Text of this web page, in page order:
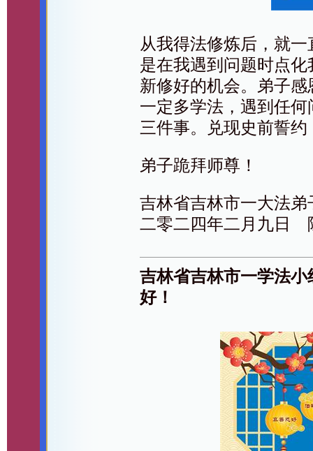
从我得法修炼后，就
是在我遇到问题时点
新修好的机会。弟子
一定多学法，遇到任
三件事。兑现史前誓
弟子跪拜师尊！
吉林省吉林市一大法弟
二零二四年二月九日
吉林省吉林市一学法
好！